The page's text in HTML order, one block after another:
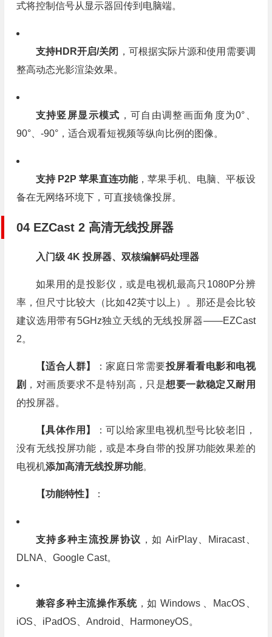
式将控制信号从显示器回传到电脑端。
支持HDR开启/关闭 ，可根据实际片源和使用需要调
整高动态光影渲染效果。
支持竖屏显示模式 ，可自由调整画面角度为0°、
90°、-90°，适合观看短视频等纵向比例的图像。
支持 P2P 苹果直连功能，苹果手机、电脑、平板设
备在无网络环境下，可直接镜像投屏。
04 EZCast 2 高清无线投屏器
入门级 4K 投屏器、双核编解码处理器
如果用的是投影仪，或是电视机最高只1080P分辨
率，但尺寸比较大（比如42英寸以上）。那还是会比较
建议选用带有5GHz独立天线的无线投屏器——EZCast
2。
【适合人群】 ：家庭日常需要投屏看看电影和电视
剧 ，对画质要求不是特别高，只是想要一款稳定 又耐用
的投屏器。
【具体作用】
：可以给家里电视机型号比较老旧，
没有无线投屏功能，或是本身自带的投屏功能效果差的
电视机添加高清无线投屏功能。
【功能特性】 ：
支持多种主流投屏协议 ，如 AirPlay、Miracast、
DLNA、Google Cast。
兼容多种主流操作系统，如 Windows 、MacOS、
iOS、iPadOS、Android、HarmoneyOS。